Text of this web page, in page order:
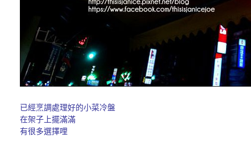
已經烹調處理好的小菜冷盤
在架子上擺滿滿
有很多選擇哩